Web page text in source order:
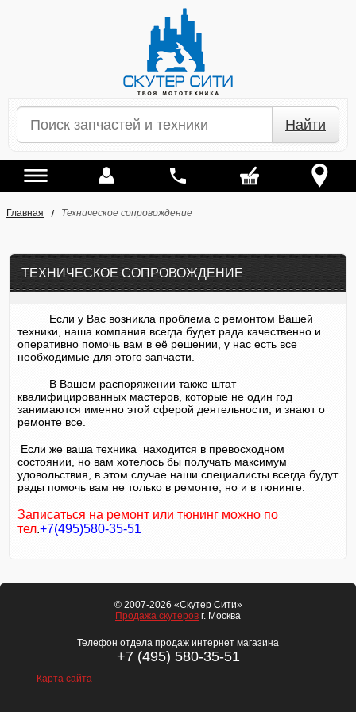
Найти
Главная Техническое сопровождение
ТЕХНИЧЕСКОЕ СОПРОВОЖДЕНИЕ
Если у Вас возникла проблема с ремонтом Вашей
техники, наша компания всегда будет рада качественно и
оперативно помочь вам в её решении, у нас есть все
необходимые для этого запчасти.
В Вашем распоряжении также штат
квалифицированных мастеров, которые не один год
занимаются именно этой сферой деятельности, и знают о
ремонте все.
Если же ваша техника находится в превосходном
состоянии, но вам хотелось бы получать максимум
удовольствия, в этом случае наши специалисты всегда будут
рады помочь вам не только в ремонте, но и в тюнинге.
Записаться на ремонт или тюнинг можно по
тел.+7(495)580-35-51
© 2007-2026 «Скутер Сити»
Продажа скутеров г. Москва
Телефон отдела продаж интернет магазина
+7 (495) 580-35-51
Карта сайта